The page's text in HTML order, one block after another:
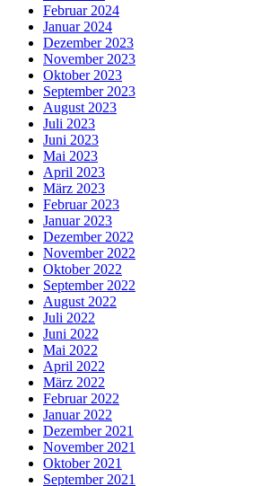
Februar 2024
Januar 2024
Dezember 2023
November 2023
Oktober 2023
September 2023
August 2023
Juli 2023
Juni 2023
Mai 2023
April 2023
März 2023
Februar 2023
Januar 2023
Dezember 2022
November 2022
Oktober 2022
September 2022
August 2022
Juli 2022
Juni 2022
Mai 2022
April 2022
März 2022
Februar 2022
Januar 2022
Dezember 2021
November 2021
Oktober 2021
September 2021